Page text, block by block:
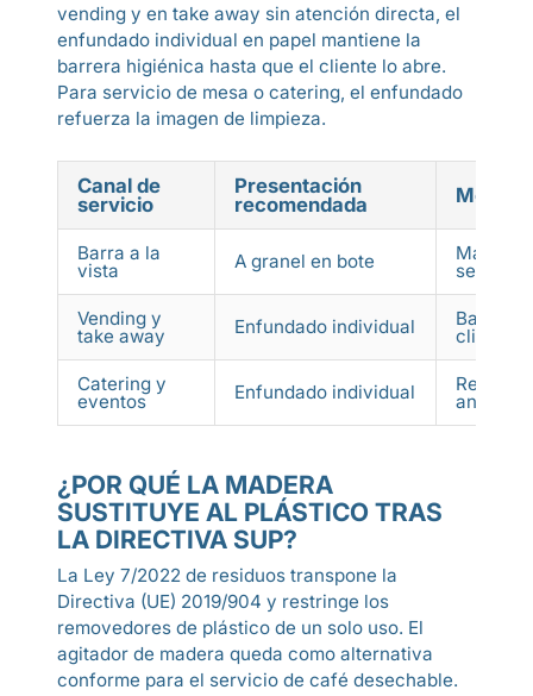
vending y en take away sin atención directa, el
enfundado individual en papel mantiene la
barrera higiénica hasta que el cliente lo abre.
Para servicio de mesa o catering, el enfundado
refuerza la imagen de limpieza.
Canal de
servicio
Presentación
recomendada
Motivo
Barra a la
vista A granel en bote Mayor
servicio
Vending y
take away Enfundado individual Barrera
cliente
Catering y
eventos Enfundado individual ante el
¿POR QUÉ LA MADERA
SUSTITUYE AL PLÁSTICO TRAS
LA DIRECTIVA SUP?
La Ley 7/2022 de residuos transpone la
Directiva (UE) 2019/904 y restringe los
removedores de plástico de un solo uso. El
agitador de madera queda como alternativa
conforme para el servicio de café desechable.